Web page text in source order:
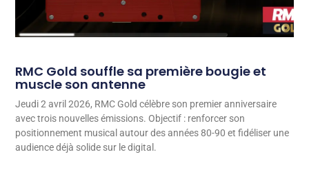
RMC Gold souffle sa première bougie et
muscle son antenne
Jeudi 2 avril 2026, RMC Gold célèbre son premier anniversaire
avec trois nouvelles émissions. Objectif : renforcer son
positionnement musical autour des années 80-90 et fidéliser une
audience déjà solide sur le digital.